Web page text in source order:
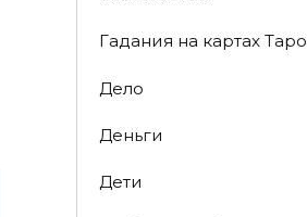
Гадания на картах Таро
Дело
Деньги
Дети